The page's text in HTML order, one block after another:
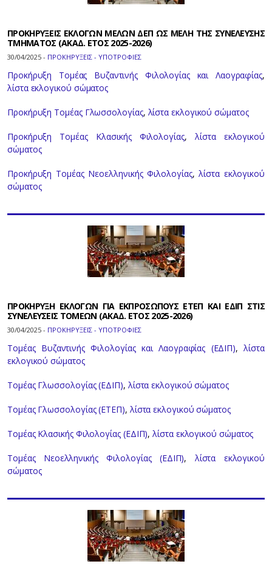
ΠΡΟΚΗΡΥΞΕΙΣ ΕΚΛΟΓΩΝ ΜΕΛΩΝ ΔΕΠ ΩΣ ΜΕΛΗ ΤΗΣ ΣΥΝΕΛΕΥΣΗΣ
ΤΜΗΜΑΤΟΣ (ΑΚΑΔ. ΕΤΟΣ 2025-2026)
30/04/2025 - ΠΡΟΚΗΡΥΞΕΙΣ - ΥΠΟΤΡΟΦΙΕΣ
Προκήρυξη Τομέας Βυζαντινής Φιλολογίας και Λαογραφίας,
λίστα εκλογικού σώματος
Προκήρυξη Τομέας Γλωσσολογίας, λίστα εκλογικού σώματος
Προκήρυξη Τομέας Κλασικής Φιλολογίας, λίστα εκλογικού
σώματος
Προκήρυξη Τομέας Νεοελληνικής Φιλολογίας,λίστα εκλογικού
σώματος
ΠΡΟΚΗΡΥΞΗ ΕΚΛΟΓΩΝ ΓΙΑ ΕΚΠΡΟΣΩΠΟΥΣ ΕΤΕΠ ΚΑΙ ΕΔΙΠ ΣΤΙΣ
ΣΥΝΕΛΕΥΣΕΙΣ ΤΟΜΕΩΝ (ΑΚΑΔ. ΕΤΟΣ 2025-2026)
30/04/2025 - ΠΡΟΚΗΡΥΞΕΙΣ - ΥΠΟΤΡΟΦΙΕΣ
Τομέας Βυζαντινής Φιλολογίας και Λαογραφίας (ΕΔΙΠ),λίστα
εκλογικού σώματος
Τομέας Γλωσσολογίας (ΕΔΙΠ), λίστα εκλογικού σώματος
Τομέας Γλωσσολογίας (ΕΤΕΠ), λίστα εκλογικού σώματος
Τομέας Κλασικής Φιλολογίας (ΕΔΙΠ),λίστα εκλογικού σώματος
Τομέας Νεοελληνικής Φιλολογίας (ΕΔΙΠ), λίστα εκλογικού
σώματος